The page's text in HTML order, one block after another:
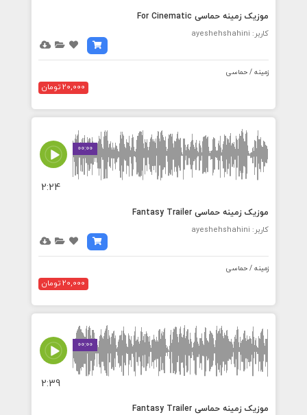
موزیک زمینه حماسی For Cinematic
کاربر: ayeshehshahini
زمینه / حماسی
20,000 تومان
00:00
2:24
موزیک زمینه حماسی Fantasy Trailer
کاربر: ayeshehshahini
زمینه / حماسی
20,000 تومان
00:00
2:39
موزیک زمینه حماسی Fantasy Trailer